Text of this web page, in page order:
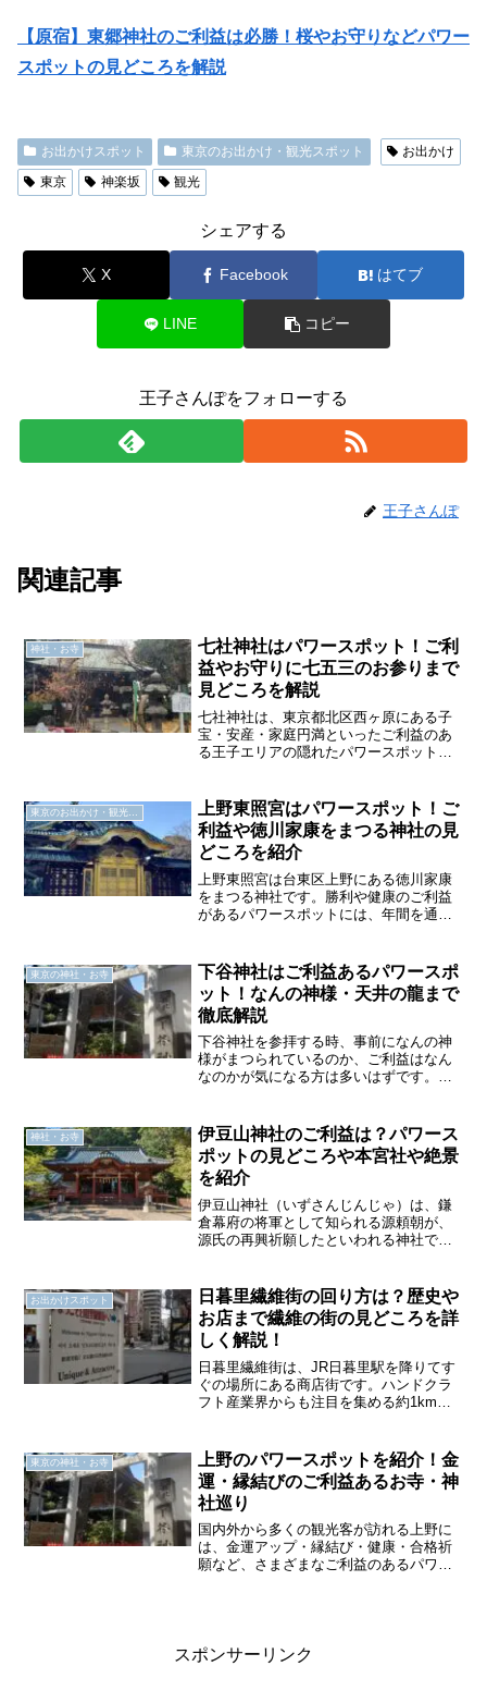
【原宿】東郷神社のご利益は必勝！桜やお守りなどパワー
スポットの見どころを解説
お出かけスポット 東京のお出かけ・観光スポット
お出かけ
東京
神楽坂 観光
シェアする
X Facebook はてブ
LINE コピー
王子さんぽをフォローする
王子さんぽ
関連記事
神社・お寺
七社神社はパワースポット！ご利
益やお守りに七五三のお参りまで
見どころを解説
七社神社は、東京都北区西ヶ原にある子
宝・安産・家庭円満といったご利益のあ
る王子エリアの隠れたパワースポットで
150年以上の歴史があります。また、七社
神社は七五三参りの神社...
上野東照宮はパワースポット！ご
利益や徳川家康をまつる神社の見
どころを紹介
上野東照宮は台東区上野にある徳川家康
をまつる神社です。勝利や健康のご利益
があるパワースポットには、年間を通し
な敷地を誇るぼたん苑、五重の塔など見
どころ満載。美術館やアメ...
東京の神社・お寺
下谷神社はご利益あるパワースポ
ット！なんの神様・天井の龍まで
徹底解説
下谷神社を参拝する時、事前になんの神
様がまつられているのか、ご利益はなん
なのかが気になる方は多いはずです。そ
余すことなくお伝えします
神社・お寺
伊豆山神社のご利益は？パワース
ポットの見どころや本宮社や絶景
を紹介
伊豆山神社（いずさんじんじゃ）は、鎌
倉幕府の将軍として知られる源頼朝が、
源氏の再興祈願したといわれる神社で
守護や縁結び、恋愛成就のご利益がある
パワースポットとして知られ...
お出かけスポット
日暮里繊維街の回り方は？歴史や
お店まで繊維の街の見どころを詳
しく解説！
日暮里繊維街は、JR日暮里駅を降りてす
ぐの場所にある商店街です。ハンドクラ
フト産業界からも注目を集める約1kmの
る方の中には「回り方に困っている」や
「見どころを知りたい」...
東京の神社・お寺
上野のパワースポットを紹介！金
運・縁結びのご利益あるお寺・神
社巡り
国内外から多くの観光客が訪れる上野に
は、金運アップ・縁結び・健康・合格祈
願など、さまざまなご利益のあるパワー
パワースポットを王子さんぽ目線で紹介
します。
スポンサーリンク